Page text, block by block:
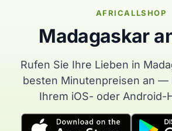
AFRICALLSHOP
Madagaskar
Rufen Sie Ihre Lieben in
besten Minutenpreisen an —
Ihrem iOS- oder Android-